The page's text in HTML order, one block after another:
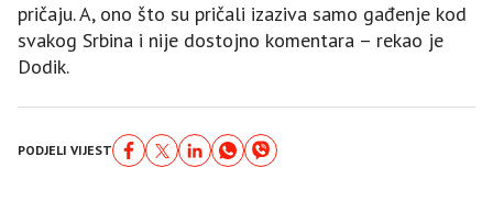
pričaju. A, ono što su pričali izaziva samo gađenje kod
svakog Srbina i nije dostojno komentara – rekao je
Dodik.
PODJELI VIJEST